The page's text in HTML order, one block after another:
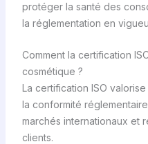
protéger la santé des
la réglementation en
Comment la certification
cosmétique ?
La certification ISO
la conformité
marchés internationaux et
clients.